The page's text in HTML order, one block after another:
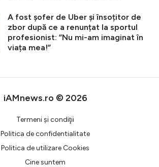
A fost șofer de Uber și însoțitor de
zbor după ce a renunțat la sportul
profesionist: ”Nu mi-am imaginat în
viața mea!”
iAMnews.ro © 2026
Termeni şi condiţii
Politica de confidentialitate
Politica de utilizare Cookies
Cine suntem